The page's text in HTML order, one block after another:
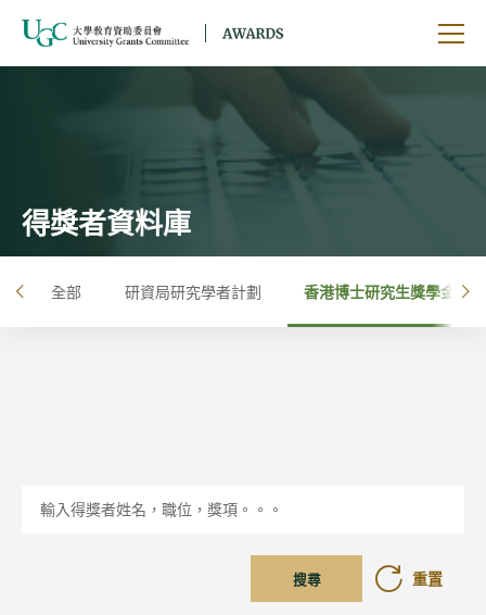
開
得獎者資料庫
左 全部 研資局研究學者計劃 香港博士研究生獎學金計劃
搜尋 重置